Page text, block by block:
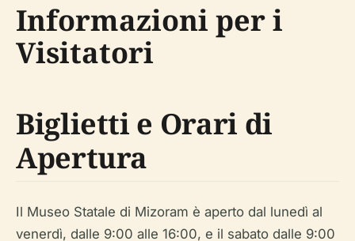
Informazioni per i
Visitatori
Biglietti e Orari di
Apertura
Il Museo Statale di Mizoram è aperto dal lunedì al
venerdì, dalle 9:00 alle 16:00, e il sabato dalle 9:00